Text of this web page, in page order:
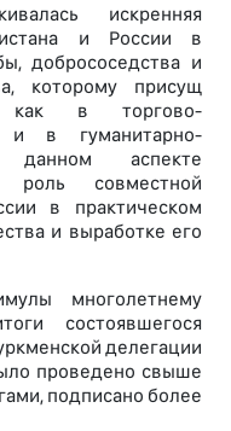
искренняя
и России в
добрососедства и
которому присущ
как в торгово-
и в гуманитарно-
аспекте
роль совместной
в практическом
и выработке его
многолетнему
состоявшегося
делегации
проведено свыше
подписано более